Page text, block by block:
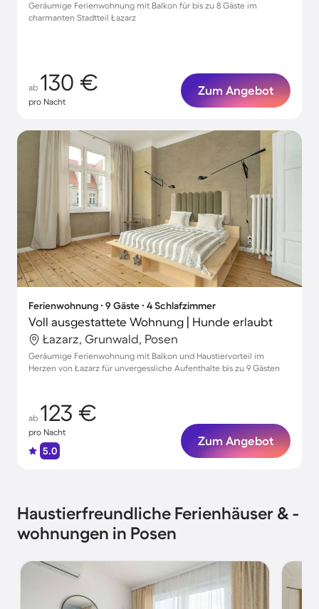
Geräumige Ferienwohnung mit Balkon für bis zu 8 Gäste im
charmanten Stadtteil Łazarz
ab 130 €
pro Nacht
Zum Angebot
Ferienwohnung ∙ 9 Gäste ∙ 4 Schlafzimmer
Voll ausgestattete Wohnung | Hunde erlaubt
Łazarz, Grunwald, Posen
Geräumige Ferienwohnung mit Balkon und Haustiervorteil im
Herzen von Łazarz für unvergessliche Aufenthalte bis zu 9 Gästen
ab 123 €
pro Nacht
5.0
Zum Angebot
Haustierfreundliche Ferienhäuser & -
wohnungen in Posen